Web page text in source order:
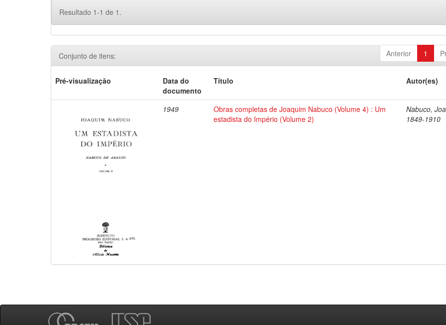
Resultado 1-1 de 1.
Anterior 1
Conjunto de itens:
Pré-visualização
Data do
documento
Título Autor(es)
1949
Obras completas de Joaquim Nabuco (Volume 4) : Um
estadista do Império (Volume 2)
Nabuco,
1849-1910